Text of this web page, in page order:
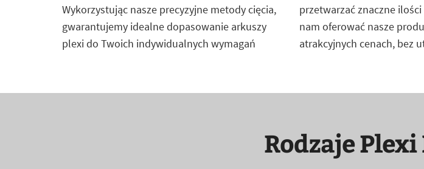
Wykorzystując nasze precyzyjne metody cięcia,
gwarantujemy idealne dopasowanie arkuszy
plexi do Twoich indywidualnych wymagań
przetwarzać znaczne
nam oferować nasze
atrakcyjnych cenach, bez
Rodzaje